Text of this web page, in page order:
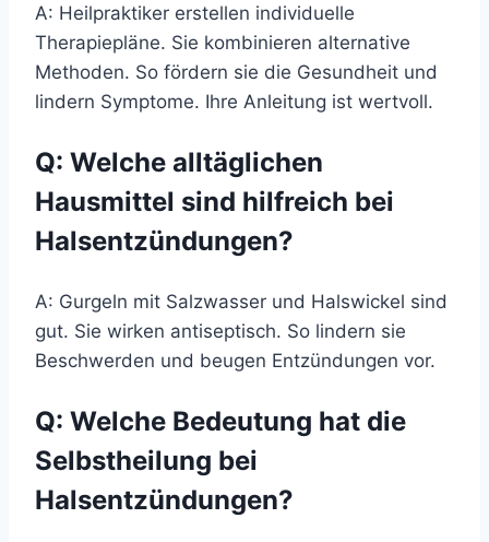
A: Heilpraktiker erstellen individuelle
Therapiepläne. Sie kombinieren alternative
Methoden. So fördern sie die Gesundheit und
lindern Symptome. Ihre Anleitung ist wertvoll.
Q: Welche alltäglichen
Hausmittel sind hilfreich bei
Halsentzündungen?
A: Gurgeln mit Salzwasser und Halswickel sind
gut. Sie wirken antiseptisch. So lindern sie
Beschwerden und beugen Entzündungen vor.
Q: Welche Bedeutung hat die
Selbstheilung bei
Halsentzündungen?